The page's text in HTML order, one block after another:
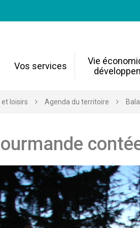
Vos services
Vie
loisirs Agenda du territoire